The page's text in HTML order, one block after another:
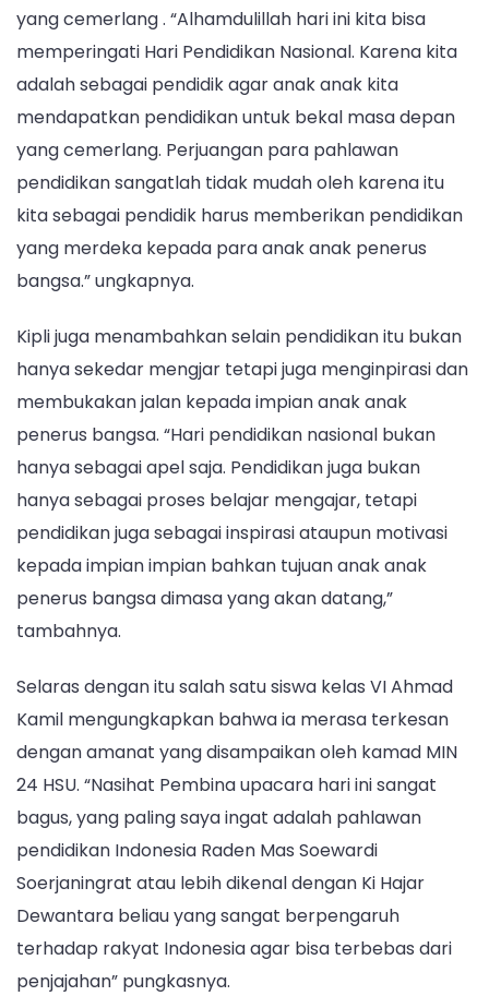
yang cemerlang . “Alhamdulillah hari ini kita bisa
memperingati Hari Pendidikan Nasional. Karena kita
adalah sebagai pendidik agar anak anak kita
mendapatkan pendidikan untuk bekal masa depan
yang cemerlang. Perjuangan para pahlawan
pendidikan sangatlah tidak mudah oleh karena itu
kita sebagai pendidik harus memberikan pendidikan
yang merdeka kepada para anak anak penerus
bangsa.” ungkapnya.
Kipli juga menambahkan selain pendidikan itu bukan
hanya sekedar mengjar tetapi juga menginpirasi dan
membukakan jalan kepada impian anak anak
penerus bangsa. “Hari pendidikan nasional bukan
hanya sebagai apel saja. Pendidikan juga bukan
hanya sebagai proses belajar mengajar, tetapi
pendidikan juga sebagai inspirasi ataupun motivasi
kepada impian impian bahkan tujuan anak anak
penerus bangsa dimasa yang akan datang,”
tambahnya.
Selaras dengan itu salah satu siswa kelas VI Ahmad
Kamil mengungkapkan bahwa ia merasa terkesan
dengan amanat yang disampaikan oleh kamad MIN
24 HSU. “Nasihat Pembina upacara hari ini sangat
bagus, yang paling saya ingat adalah pahlawan
pendidikan Indonesia Raden Mas Soewardi
Soerjaningrat atau lebih dikenal dengan Ki Hajar
Dewantara beliau yang sangat berpengaruh
terhadap rakyat Indonesia agar bisa terbebas dari
penjajahan” pungkasnya.